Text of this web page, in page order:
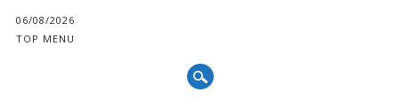
06/08/2026
TOP MENU